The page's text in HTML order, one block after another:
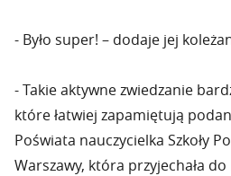
- Było super! – dodaje jej
- Takie aktywne zwiedzanie
które łatwiej zapamiętują
Poświata nauczycielka Szkoły
Warszawy, która przyjechała